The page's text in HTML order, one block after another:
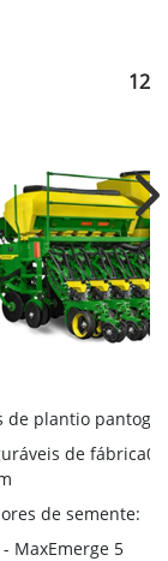
de plantio
de
de semente:
- MaxEmerge 5